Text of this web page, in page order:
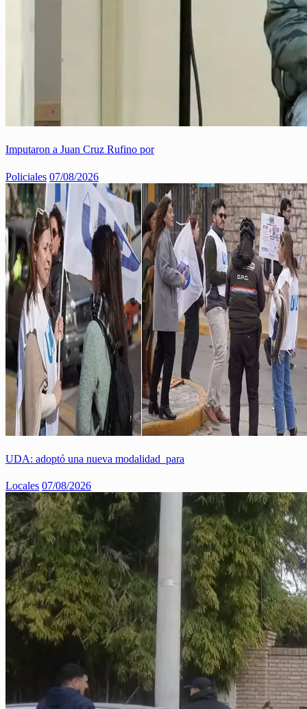
Imputaron a Juan Cruz Rufino por
Policiales 07/08/2026
UDA: adoptó una nueva modalidad para
Locales 07/08/2026